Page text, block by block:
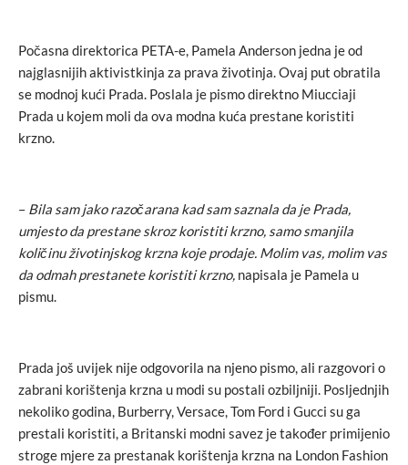
Počasna direktorica PETA-e, Pamela Anderson jedna je od
najglasnijih aktivistkinja za prava životinja. Ovaj put obratila
se modnoj kući Prada. Poslala je pismo direktno Miucciaji
Prada u kojem moli da ova modna kuća prestane koristiti
krzno.
– Bila sam jako razočarana kad sam saznala da je Prada,
umjesto da prestane skroz koristiti krzno, samo smanjila
količinu životinjskog krzna koje prodaje. Molim vas, molim vas
da odmah prestanete koristiti krzno, napisala je Pamela u
pismu.
Prada još uvijek nije odgovorila na njeno pismo, ali razgovori o
zabrani korištenja krzna u modi su postali ozbiljniji. Posljednjih
nekoliko godina, Burberry, Versace, Tom Ford i Gucci su ga
prestali koristiti, a Britanski modni savez je također primijenio
stroge mjere za prestanak korištenja krzna na London Fashion